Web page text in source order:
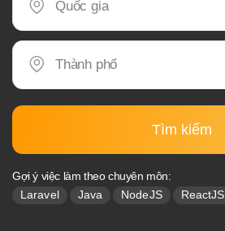
Tìm kiếm
Gợi ý việc làm theo chuyên môn:
Laravel Java NodeJS ReactJS